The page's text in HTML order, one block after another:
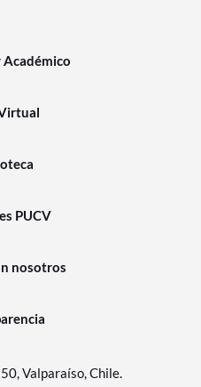
Académico
PUCV
nosotros
Valparaíso, Chile.